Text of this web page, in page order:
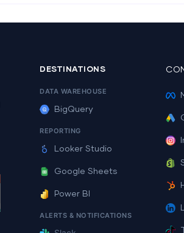
DESTINATIONS
DATA WAREHOUSE
BigQuery
REPORTING
Looker Studio
Google Sheets
Power BI
ALERTS & NOTIFICATIONS